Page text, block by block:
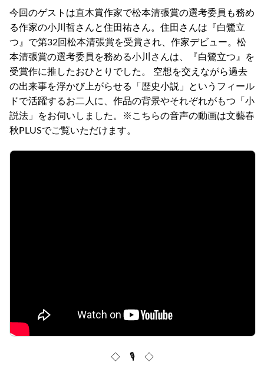
今回のゲストは直木賞作家で松本清張賞の選考委員も務め
る作家の小川哲さんと住田祐さん。住田さんは『白鷺立
つ』で第32回松本清張賞を受賞され、作家デビュー。松
本清張賞の選考委員を務める小川さんは、『白鷺立つ』を
受賞作に推したおひとりでした。 空想を交えながら過去
の出来事を浮かび上がらせる「歴史小説」というフィール
ドで活躍するお二人に、作品の背景やそれぞれがもつ「小
説法」をお伺いしました。※こちらの音声の動画は文藝春
秋PLUSでご覧いただけます。
◇ 🎙 ◇